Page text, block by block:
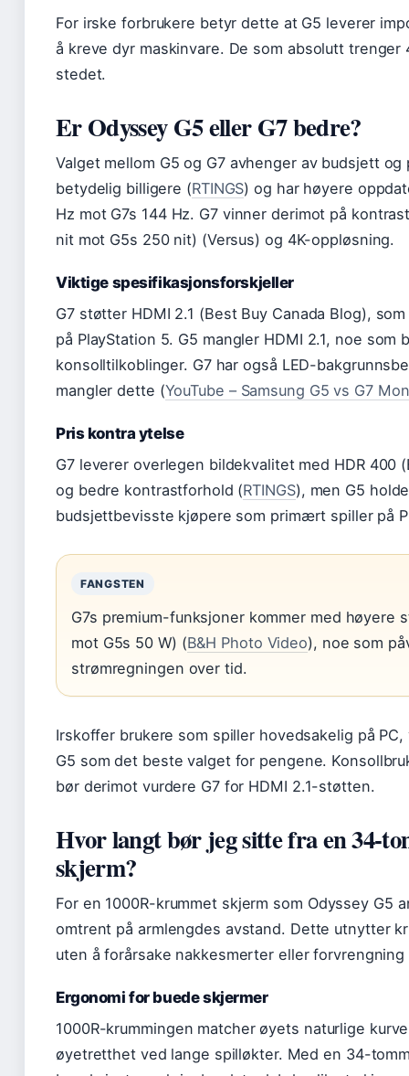
For irske forbrukere betyr dette at G5 leverer
å kreve dyr maskinvare. De som absolutt trenger
stedet.
Er Odyssey G5 eller G7 bedre?
Valget mellom G5 og G7 avhenger av budsjett
betydelig billigere (RTINGS) og har høyere
Hz mot G7s 144 Hz. G7 vinner derimot på
nit mot G5s 250 nit) (Versus) og 4K-oppløsning.
Viktige spesifikasjonsforskjeller
G7 støtter HDMI 2.1 (Best Buy Canada Blog),
på PlayStation 5. G5 mangler HDMI 2.1, noe som
konsolltilkoblinger. G7 har også LED-
mangler dette (YouTube – Samsung G5 vs G7
Pris kontra ytelse
G7 leverer overlegen bildekvalitet med HDR 400
og bedre kontrastforhold (RTINGS), men G5
budsjettbevisste kjøpere som primært spiller på
FANGSTEN
G7s premium-funksjoner kommer med høyere
mot G5s 50 W) (B&H Photo Video), noe som
strømregningen over tid.
Irskoffer brukere som spiller hovedsakelig på
G5 som det beste valget for pengene.
bør derimot vurdere G7 for HDMI 2.1-støtten.
Hvor langt bør jeg sitte fra en 34-
skjerm?
For en 1000R-krummet skjerm som Odyssey G5
omtrent på armlengdes avstand. Dette utnytter
uten å forårsake nakkesmerter eller
Ergonomi for buede skjermer
1000R-krummingen matcher øyets naturlige
øyetretthet ved lange spilløkter. Med en 34-